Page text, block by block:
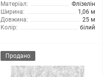
Матеріал:
Флізелін
Ширина:
1,06 м
Довжина:
25 м
Колір:
білий
Продано